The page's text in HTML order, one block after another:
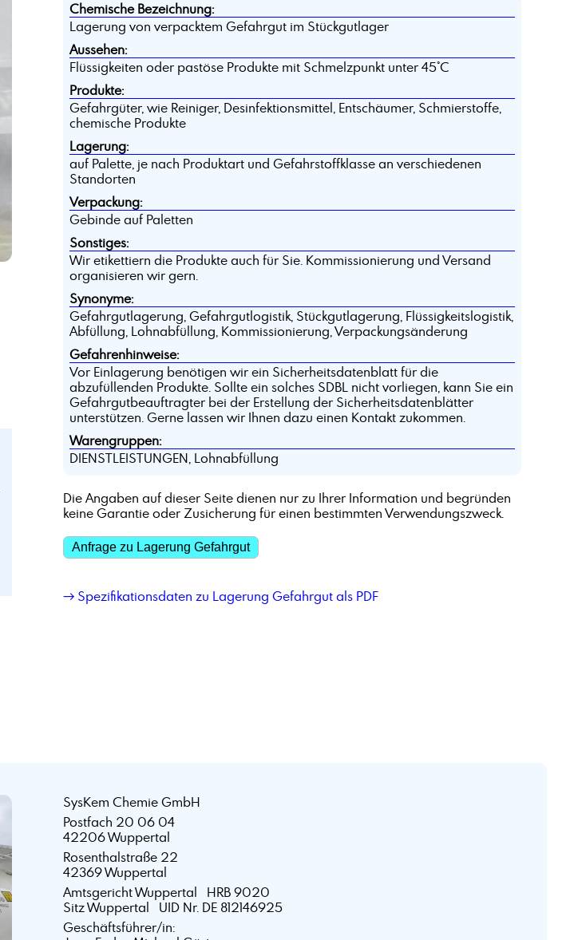
Chemische Bezeichnung:
Lagerung von verpacktem Gefahrgut im Stückgutlager
Aussehen:
Flüssigkeiten oder pastöse Produkte mit Schmelzpunkt unter 45°C
Produkte:
Gefahrgüter, wie Reiniger, Desinfektionsmittel, Entschäumer, Schmierstoffe,
chemische Produkte
Lagerung:
auf Palette, je nach Produktart und Gefahrstoffklasse an verschiedenen
Standorten
Verpackung:
Gebinde auf Paletten
Sonstiges:
Wir etikettiern die Produkte auch für Sie. Kommissionierung und Versand
organisieren wir gern.
Synonyme:
Gefahrgutlagerung, Gefahrgutlogistik, Stückgutlagerung, Flüssigkeitslogistik,
Abfüllung, Lohnabfüllung, Kommissionierung, Verpackungsänderung
Gefahrenhinweise:
Vor Einlagerung benötigen wir ein Sicherheitsdatenblatt für die
abzufüllenden Produkte. Sollte ein solches SDBL nicht vorliegen, kann Sie ein
Gefahrgutbeauftragter bei der Erstellung der Sicherheitsdatenblätter
unterstützen. Gerne lassen wir Ihnen dazu einen Kontakt zukommen.
Warengruppen:
DIENSTLEISTUNGEN, Lohnabfüllung
Die Angaben auf dieser Seite dienen nur zu Ihrer Information und begründen
keine Garantie oder Zusicherung für einen bestimmten Verwendungszweck.
Anfrage zu Lagerung Gefahrgut
→ Spezifikationsdaten zu Lagerung Gefahrgut als PDF
SysKem Chemie GmbH
Postfach 20 06 04
42206 Wuppertal
Rosenthalstraße 22
42369 Wuppertal
Amtsgericht Wuppertal HRB 9020
Sitz Wuppertal UID Nr. DE 812146925
Geschäftsführer/in: